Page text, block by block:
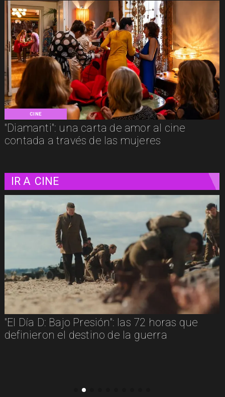
CINE
"Diamanti": una carta de amor al cine
contada a través de las mujeres
IR A CINE
"Diamanti": una carta de amor al cine
contada a través de las mujeres